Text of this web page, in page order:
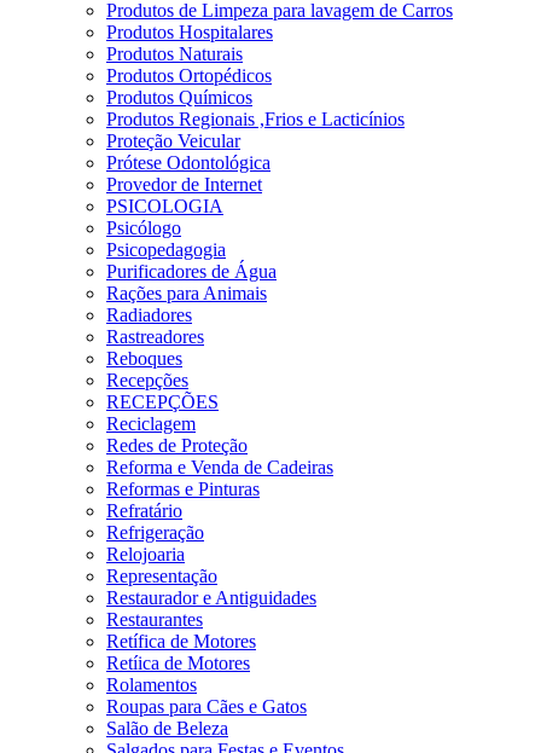
Produtos de Limpeza para lavagem de Carros
Produtos Hospitalares
Produtos Naturais
Produtos Ortopédicos
Produtos Químicos
Produtos Regionais ,Frios e Lacticínios
Proteção Veicular
Prótese Odontológica
Provedor de Internet
PSICOLOGIA
Psicólogo
Psicopedagogia
Purificadores de Água
Rações para Animais
Radiadores
Rastreadores
Reboques
Recepções
RECEPÇÕES
Reciclagem
Redes de Proteção
Reforma e Venda de Cadeiras
Reformas e Pinturas
Refratário
Refrigeração
Relojoaria
Representação
Restaurador e Antiguidades
Restaurantes
Retífica de Motores
Retíica de Motores
Rolamentos
Roupas para Cães e Gatos
Salão de Beleza